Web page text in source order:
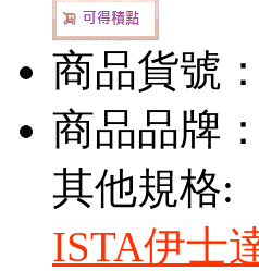
商品貨號
商品品牌：
其他規格:
ISTA伊士